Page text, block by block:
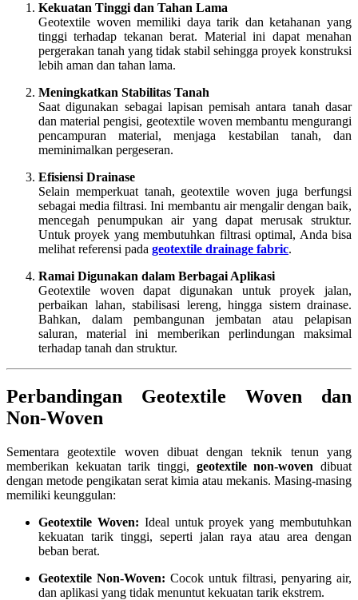
Kekuatan Tinggi dan Tahan Lama
Geotextile woven memiliki daya tarik dan ketahanan yang
tinggi terhadap tekanan berat. Material ini dapat menahan
pergerakan tanah yang tidak stabil sehingga proyek konstruksi
lebih aman dan tahan lama.
Meningkatkan Stabilitas Tanah
Saat digunakan sebagai lapisan pemisah antara tanah dasar
dan material pengisi, geotextile woven membantu mengurangi
pencampuran material, menjaga kestabilan tanah, dan
meminimalkan pergeseran.
Efisiensi Drainase
Selain memperkuat tanah, geotextile woven juga berfungsi
sebagai media filtrasi. Ini membantu air mengalir dengan baik,
mencegah penumpukan air yang dapat merusak struktur.
Untuk proyek yang membutuhkan filtrasi optimal, Anda bisa
melihat referensi pada geotextile drainage fabric.
Ramai Digunakan dalam Berbagai Aplikasi
Geotextile woven dapat digunakan untuk proyek jalan,
perbaikan lahan, stabilisasi lereng, hingga sistem drainase.
Bahkan, dalam pembangunan jembatan atau pelapisan
saluran, material ini memberikan perlindungan maksimal
terhadap tanah dan struktur.
Perbandingan Geotextile Woven dan
Non-Woven
Sementara geotextile woven dibuat dengan teknik tenun yang
memberikan kekuatan tarik tinggi, geotextile non-woven dibuat
dengan metode pengikatan serat kimia atau mekanis. Masing-masing
memiliki keunggulan:
Geotextile Woven: Ideal untuk proyek yang membutuhkan
kekuatan tarik tinggi, seperti jalan raya atau area dengan
beban berat.
Geotextile Non-Woven: Cocok untuk filtrasi, penyaring air,
dan aplikasi yang tidak menuntut kekuatan tarik ekstrem.